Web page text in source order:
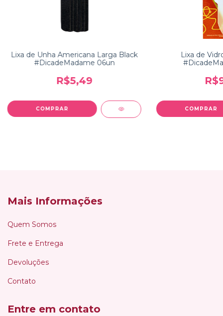
Lixa de Unha Americana Larga Black
#DicadeMadame 06un
R$5,49
Lixa de
Mais Informações
Quem Somos
Frete e Entrega
Devoluções
Contato
Entre em contato